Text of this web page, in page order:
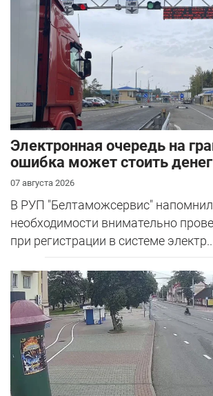
Электронная очередь на
ошибка может стоить денег
07 августа 2026
В РУП "Белтаможсервис"
необходимости внимательно
при регистрации в системе